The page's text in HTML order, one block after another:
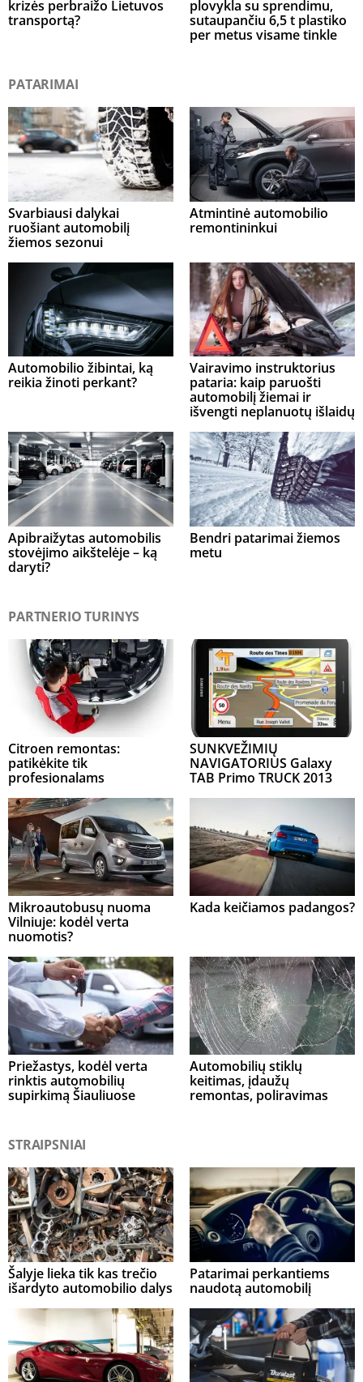
krizės perbraižo Lietuvos
transportą?
plovykla su sprendimu,
sutaupančiu 6,5 t plastiko
per metus visame tinkle
PATARIMAI
Svarbiausi dalykai
ruošiant automobilį
žiemos sezonui
Atmintinė automobilio
remontininkui
Automobilio žibintai, ką
reikia žinoti perkant?
Vairavimo instruktorius
pataria: kaip paruošti
automobilį žiemai ir
išvengti neplanuotų išlaidų
Apibraižytas automobilis
stovėjimo aikštelėje – ką
daryti?
Bendri patarimai žiemos
metu
PARTNERIO TURINYS
Citroen remontas:
patikėkite tik
profesionalams
SUNKVEŽIMIŲ
NAVIGATORIUS Galaxy
TAB Primo TRUCK 2013
Mikroautobusų nuoma
Vilniuje: kodėl verta
nuomotis?
Kada keičiamos padangos?
Priežastys, kodėl verta
rinktis automobilių
supirkimą Šiauliuose
Automobilių stiklų
keitimas, įdaužų
remontas, poliravimas
STRAIPSNIAI
Šalyje lieka tik kas trečio
išardyto automobilio dalys
Patarimai perkantiems
naudotą automobilį